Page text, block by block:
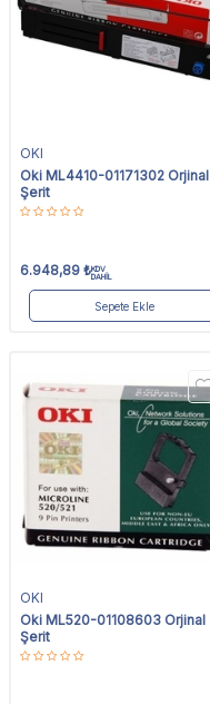
OKI
Oki ML4410-01171302 Orjinal
Şerit
6.948,89 ₺KDV
DAHİL
Sepete Ekle
OKI
Oki ML520-01108603 Orjinal
Şerit